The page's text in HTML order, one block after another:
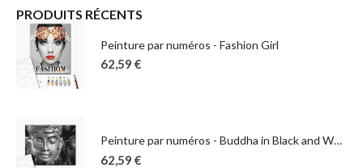
PRODUITS RÉCENTS
Peinture par numéros - Fashion Girl
62,59 €
Peinture par numéros - Buddha in Black and White
62,59 €